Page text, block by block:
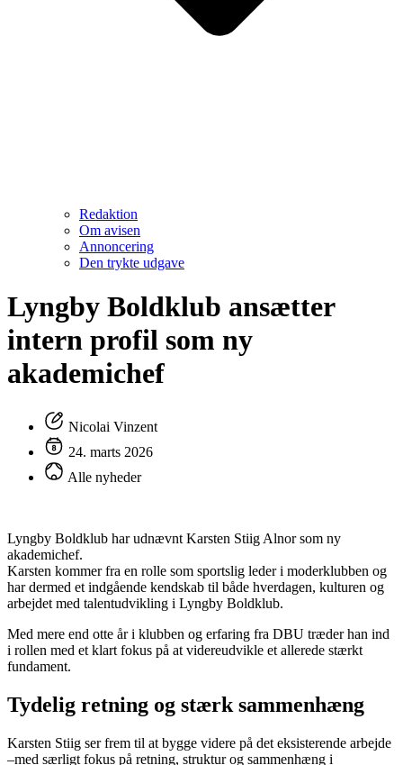
Redaktion
Om avisen
Annoncering
Den trykte udgave
Lyngby Boldklub ansætter
intern profil som ny
akademichef
Nicolai Vinzent
24. marts 2026
Alle nyheder
Lyngby Boldklub har udnævnt Karsten Stiig Alnor som ny
akademichef.
Karsten kommer fra en rolle som sportslig leder i moderklubben og
har dermed et indgående kendskab til både hverdagen, kulturen og
arbejdet med talentudvikling i Lyngby Boldklub.
Med mere end otte år i klubben og erfaring fra DBU træder han ind
i rollen med et klart fokus på at videreudvikle et allerede stærkt
fundament.
Tydelig retning og stærk sammenhæng
Karsten Stiig ser frem til at bygge videre på det eksisterende arbejde
–med særligt fokus på retning, struktur og sammenhæng i